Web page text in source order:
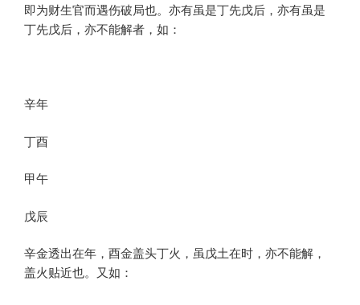
即为财生官而遇伤破局也。亦有虽是丁先戊后，亦有虽是
丁先戊后，亦不能解者，如：
辛年
丁酉
甲午
戊辰
辛金透出在年，酉金盖头丁火，虽戊土在时，亦不能解，
盖火贴近也。又如：